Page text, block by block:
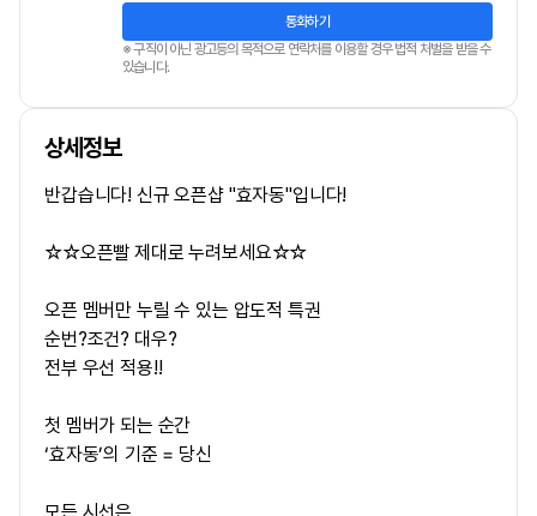
통화하기
※ 구직이 아닌 광고등의 목적으로 연락처를 이용할 경우 법적 처벌을 받을 수
있습니다.
상세정보
반갑습니다! 신규 오픈샵 "효자동"입니다!
☆☆오픈빨 제대로 누려보세요☆☆
오픈 멤버만 누릴 수 있는 압도적 특권
순번?조건? 대우?
전부 우선 적용!!
첫 멤버가 되는 순간
‘효자동’의 기준 = 당신